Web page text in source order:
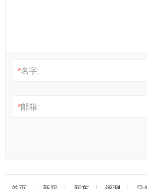
*名字:
*邮箱: